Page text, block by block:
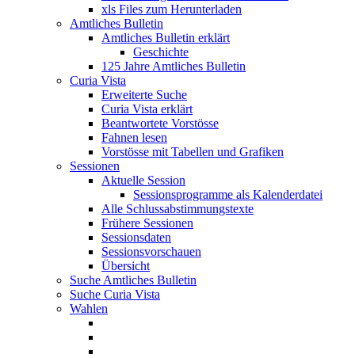
xls Files zum Herunterladen
Amtliches Bulletin
Amtliches Bulletin erklärt
Geschichte
125 Jahre Amtliches Bulletin
Curia Vista
Erweiterte Suche
Curia Vista erklärt
Beantwortete Vorstösse
Fahnen lesen
Vorstösse mit Tabellen und Grafiken
Sessionen
Aktuelle Session
Sessionsprogramme als Kalenderdatei
Alle Schlussabstimmungstexte
Frühere Sessionen
Sessionsdaten
Sessionsvorschauen
Übersicht
Suche Amtliches Bulletin
Suche Curia Vista
Wahlen